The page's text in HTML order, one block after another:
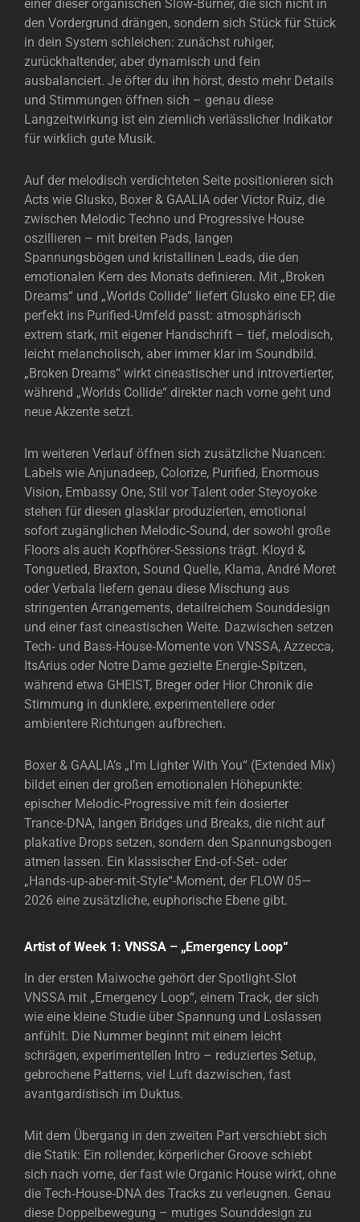
einer dieser organischen Slow‑Burner, die sich nicht in
den Vordergrund drängen, sondern sich Stück für Stück
in dein System schleichen: zunächst ruhiger,
zurückhaltender, aber dynamisch und fein
ausbalanciert. Je öfter du ihn hörst, desto mehr Details
und Stimmungen öffnen sich – genau diese
Langzeitwirkung ist ein ziemlich verlässlicher Indikator
für wirklich gute Musik.
Auf der melodisch verdichteten Seite positionieren sich
Acts wie Glusko, Boxer & GAALIA oder Victor Ruiz, die
zwischen Melodic Techno und Progressive House
oszillieren – mit breiten Pads, langen
Spannungsbögen und kristallinen Leads, die den
emotionalen Kern des Monats definieren. Mit „Broken
Dreams“ und „Worlds Collide“ liefert Glusko eine EP, die
perfekt ins Purified‑Umfeld passt: atmosphärisch
extrem stark, mit eigener Handschrift – tief, melodisch,
leicht melancholisch, aber immer klar im Soundbild.
„Broken Dreams“ wirkt cineastischer und introvertierter,
während „Worlds Collide“ direkter nach vorne geht und
neue Akzente setzt.
Im weiteren Verlauf öffnen sich zusätzliche Nuancen:
Labels wie Anjunadeep, Colorize, Purified, Enormous
Vision, Embassy One, Stil vor Talent oder Steyoyoke
stehen für diesen glasklar produzierten, emotional
sofort zugänglichen Melodic‑Sound, der sowohl große
Floors als auch Kopfhörer‑Sessions trägt. Kloyd &
Tonguetied, Braxton, Sound Quelle, Klama, André Moret
oder Verbala liefern genau diese Mischung aus
stringenten Arrangements, detailreichem Sounddesign
und einer fast cineastischen Weite. Dazwischen setzen
Tech‑ und Bass‑House‑Momente von VNSSA, Azzecca,
ItsArius oder Notre Dame gezielte Energie‑Spitzen,
während etwa GHEIST, Breger oder Hior Chronik die
Stimmung in dunklere, experimentellere oder
ambientere Richtungen aufbrechen.
Boxer & GAALIA’s „I’m Lighter With You“ (Extended Mix)
bildet einen der großen emotionalen Höhepunkte:
epischer Melodic‑Progressive mit fein dosierter
Trance‑DNA, langen Bridges und Breaks, die nicht auf
plakative Drops setzen, sondern den Spannungsbogen
atmen lassen. Ein klassischer End‑of‑Set‑ oder
„Hands‑up‑aber‑mit‑Style“-Moment, der FLOW 05—
2026 eine zusätzliche, euphorische Ebene gibt.
Artist of Week 1: VNSSA – „Emergency Loop“
In der ersten Maiwoche gehört der Spotlight‑Slot
VNSSA mit „Emergency Loop“, einem Track, der sich
wie eine kleine Studie über Spannung und Loslassen
anfühlt. Die Nummer beginnt mit einem leicht
schrägen, experimentellen Intro – reduziertes Setup,
gebrochene Patterns, viel Luft dazwischen, fast
avantgardistisch im Duktus.
Mit dem Übergang in den zweiten Part verschiebt sich
die Statik: Ein rollender, körperlicher Groove schiebt
sich nach vorne, der fast wie Organic House wirkt, ohne
die Tech‑House‑DNA des Tracks zu verleugnen. Genau
diese Doppelbewegung – mutiges Sounddesign zu